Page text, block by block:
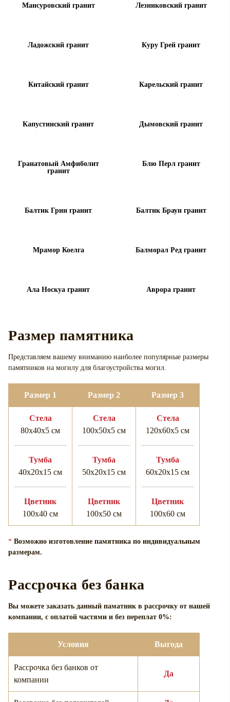
Мансуровский гранит Лезниковский гранит
Ладожский гранит Куру Грей гранит
Китайский гранит Карельский гранит
Капустинский гранит Дымовский гранит
Гранатовый Амфиболит
гранит
Блю Перл гранит
Балтик Грин гранит Балтик Браун гранит
Мрамор Коелга Балморал Ред гранит
Ала Носкуа гранит Аврора гранит
Размер памятника
Представляем вашему вниманию наиболее популярные размеры
памятников на могилу для благоустройства могил.
Размер 1 Размер 2 Размер 3
Cтела
80х40х5 см
Тумба
40х20х15 см
Цветник
100х40 см
Cтела
100х50х5 см
Тумба
50х20х15 см
Цветник
100х50 см
Cтела
120х60х5 см
Тумба
60х20х15 см
Цветник
100х60 см
* Возможно изготовление памятника по индивидуальным
размерам.
Рассрочка без банка
Вы можете заказать данный паматник в рассрочку от нашей
компании, с оплатой частями и без переплат 0%:
Условия Выгода
Рассрочка без банков от
компании
Да